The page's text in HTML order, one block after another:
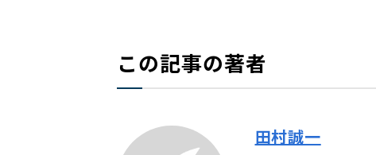
この記事の著者
田村誠一